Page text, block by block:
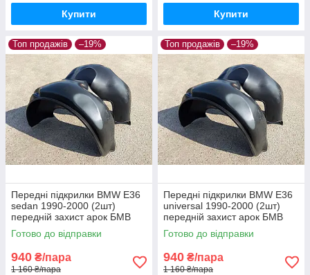
Купити Купити
Топ продажів –19%
Передні підкрилки BMW E36
sedan 1990-2000 (2шт)
передній захист арок БМВ
Е36 седан пара передніх
Готово до відправки
940 ₴/пара
1 160 ₴/пара
Топ продажів –19%
Передні підкрилки BMW E36
universal 1990-2000 (2шт)
передній захист арок БМВ
Е36 універсал пара передніх
Готово до відправки
940 ₴/пара
1 160 ₴/пара